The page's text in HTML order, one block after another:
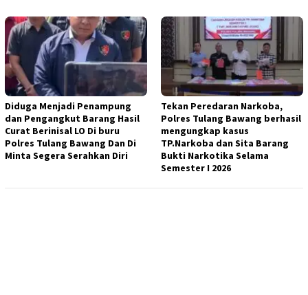
Diduga Menjadi Penampung
dan Pengangkut Barang Hasil
Curat Berinisal LO Di buru
Polres Tulang Bawang Dan Di
Minta Segera Serahkan Diri
Tekan Peredaran Narkoba,
Polres Tulang Bawang berhasil
mengungkap kasus
TP.Narkoba dan Sita Barang
Bukti Narkotika Selama
Semester I 2026